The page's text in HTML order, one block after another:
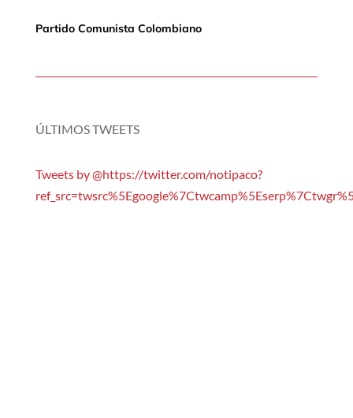
Partido Comunista Colombiano
ÚLTIMOS TWEETS
Tweets by @https://twitter.com/notipaco?